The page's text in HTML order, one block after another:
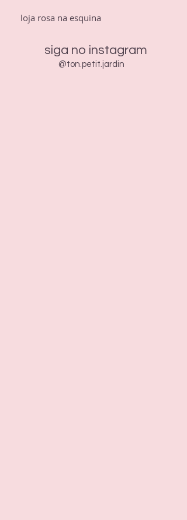
loja rosa na esquina
siga no instagram
@ton.petit.jardin